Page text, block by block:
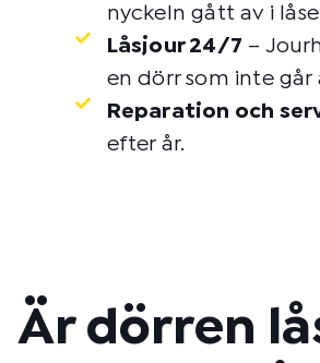
nyckeln gått av i
Låsjour 24/7 –
en dörr som inte
Reparation och
efter år.
Är dörren